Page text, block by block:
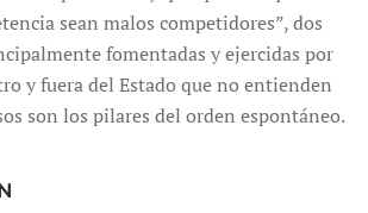
sean malos competidores”, dos
fomentadas y ejercidas por
y fuera del Estado que no entienden
son los pilares del orden espontáneo.